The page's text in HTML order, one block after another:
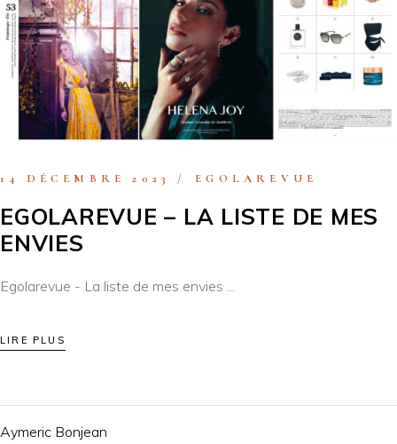
14 DÉCEMBRE 2023 EGOLAREVUE
EGOLAREVUE – LA LISTE DE MES
ENVIES
Egolarevue - La liste de mes envies
LIRE PLUS
Aymeric Bonjean